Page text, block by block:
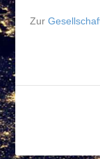
Zur